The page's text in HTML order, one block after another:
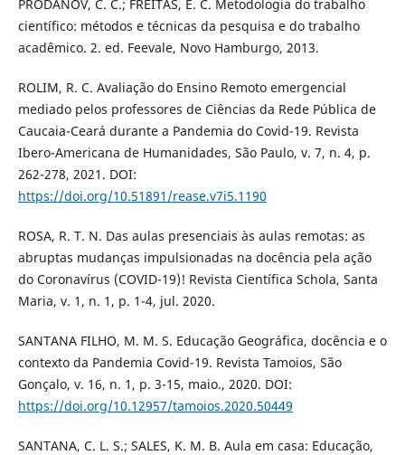
PRODANOV, C. C.; FREITAS, E. C. Metodologia do trabalho
científico: métodos e técnicas da pesquisa e do trabalho
acadêmico. 2. ed. Feevale, Novo Hamburgo, 2013.
ROLIM, R. C. Avaliação do Ensino Remoto emergencial
mediado pelos professores de Ciências da Rede Pública de
Caucaia-Ceará durante a Pandemia do Covid-19. Revista
Ibero-Americana de Humanidades, São Paulo, v. 7, n. 4, p.
262-278, 2021. DOI:
https://doi.org/10.51891/rease.v7i5.1190
ROSA, R. T. N. Das aulas presenciais às aulas remotas: as
abruptas mudanças impulsionadas na docência pela ação
do Coronavírus (COVID-19)! Revista Científica Schola, Santa
Maria, v. 1, n. 1, p. 1-4, jul. 2020.
SANTANA FILHO, M. M. S. Educação Geográfica, docência e o
contexto da Pandemia Covid-19. Revista Tamoios, São
Gonçalo, v. 16, n. 1, p. 3-15, maio., 2020. DOI:
https://doi.org/10.12957/tamoios.2020.50449
SANTANA, C. L. S.; SALES, K. M. B. Aula em casa: Educação,